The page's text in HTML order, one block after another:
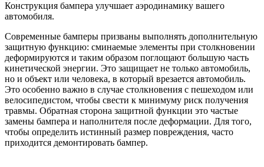
Конструкция бампера улучшает аэродинамику вашего
автомобиля.
Современные бамперы призваны выполнять дополнительную
защитную функцию: сминаемые элементы при столкновении
деформируются и таким образом поглощают большую часть
кинетической энергии. Это защищает не только автомобиль,
но и объект или человека, в который врезается автомобиль.
Это особенно важно в случае столкновения с пешеходом или
велосипедистом, чтобы свести к минимуму риск получения
травмы. Обратная сторона защитной функции это частые
замены бампера и наполнителя после деформации. Для того,
чтобы определить истинный размер повреждения, часто
приходится демонтировать бампер.